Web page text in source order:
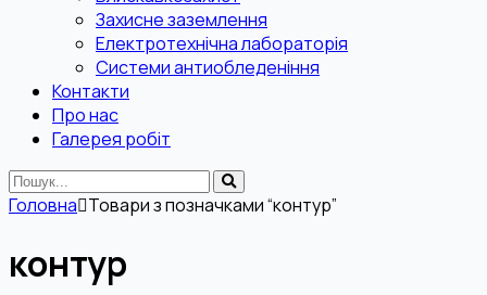
Захисне заземлення
Електротехнічна лабораторія
Системи антиобледеніння
Контакти
Про нас
Галерея робіт
Головна Товари з позначками “контур”
контур